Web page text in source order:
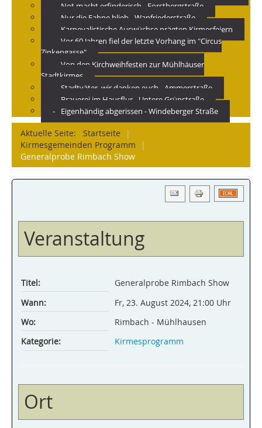
Not macht erfinderisch - Forstbergstraße
Nur die Fahne blieb - Wanfriederstraße
Karnevalistische Auswüchse prägten Kirmesfeiern
Vor 60 Jahren fiel der letzte Vorhang im "Circus
Zinkengasse"
Von den Kirchweihfesten zur Mühlhäuser
Stadtkirmes
Stadtväter, wir danken euch - Ammerstraße
Brauerei im Hausflur - Untere Grünstraße
Eigenhändig abgerissen - Windeberger Straße
Aktuelle Seite: Startseite
|
Kirmesgemeinden Programm
|
Generalprobe Rimbach Show
Veranstaltung
Titel:
Generalprobe Rimbach Show
Wann:
Fr, 23. August 2024, 21:00 Uhr
Wo:
Rimbach - Mühlhausen
Kategorie:
Kirmesprogramm
Ort